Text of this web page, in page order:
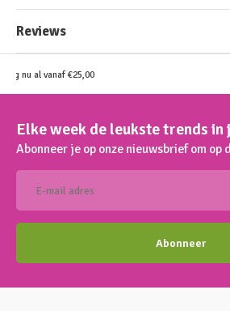
Reviews
nu al vanaf €25,00
Elke week de leukste trends in
Abonneer je op onze nieuwsbrief om op
Abonneer